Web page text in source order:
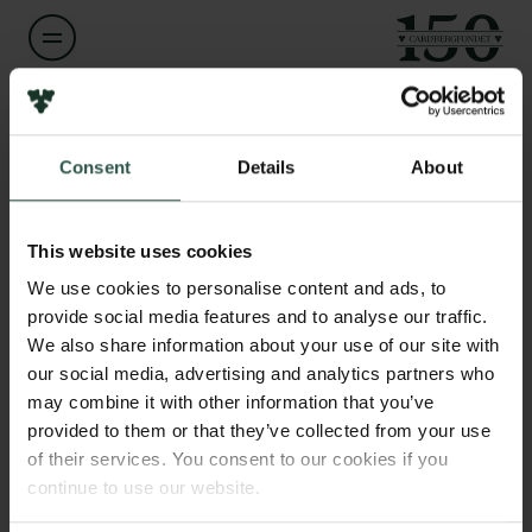
Consent Details About
This website uses cookies
We use cookies to personalise content and ads, to
provide social media features and to analyse our traffic.
We also share information about your use of our site with
our social media, advertising and analytics partners who
may combine it with other information that you’ve
provided to them or that they’ve collected from your use
of their services. You consent to our cookies if you
continue to use our website.
Navn på bevillingshaver
Videnskab.dk
Beløb
DKK 1,651,400
2026
Bevillingstype
Links
Job hos os
Nyhedsbrev
Politik for dataetik
Cookiepolitik
Whistleblowerordning
Carlsbergfamilien
Carlsbergfondet
Carlsberg Group
Carlsberg Laboratorium